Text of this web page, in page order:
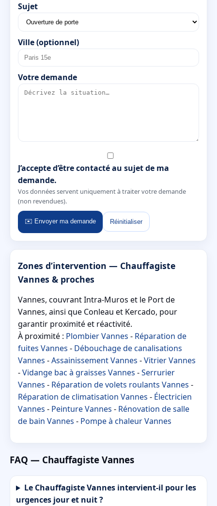
Sujet
Ville (optionnel)
Votre demande
J’accepte d’être contacté au sujet de ma
demande.
Vos données servent uniquement à traiter votre demande
(non revendues).
✉️ Envoyer ma demande Réinitialiser
Zones d’intervention — Chauffagiste
Vannes & proches
Vannes, couvrant Intra-Muros et le Port de
Vannes, ainsi que Conleau et Kercado, pour
garantir proximité et réactivité.
À proximité : Plombier Vannes - Réparation de
fuites Vannes - Débouchage de canalisations
Vannes -Assainissement Vannes -Vitrier Vannes
-Vidange bac à graisses Vannes -Serrurier
Vannes - Réparation de volets roulants Vannes -
Réparation de climatisation Vannes - Électricien
Vannes - Peinture Vannes - Rénovation de salle
de bain Vannes - Pompe à chaleur Vannes
FAQ — Chauffagiste Vannes
Le Chauffagiste Vannes intervient-il pour les
urgences jour et nuit ?